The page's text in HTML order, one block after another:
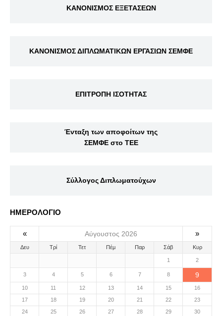
ΚΑΝΟΝΙΣΜΟΣ ΕΞΕΤΑΣΕΩΝ
ΚΑΝΟΝΙΣΜΟΣ ΔΙΠΛΩΜΑΤΙΚΩΝ ΕΡΓΑΣΙΩΝ ΣΕΜΦΕ
ΕΠΙΤΡΟΠΗ ΙΣΟΤΗΤΑΣ
Ένταξη των αποφοίτων της
ΣΕΜΦΕ στο ΤΕΕ
Σύλλογος Διπλωματούχων
ΗΜΕΡΟΛΟΓΙΟ
« Αύγουστος 2026 »
Δευ Τρί Τετ Πέμ Παρ Σάβ Κυρ
1 2
3 4 5 6 7 8 9
10 11 12 13 14 15
16
17
18 19 20 21 22
23
24
25 26 27 28 29 30